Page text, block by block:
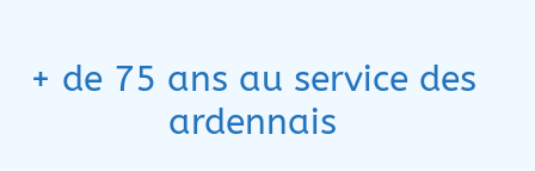
+ de 75 ans au service des
ardennais